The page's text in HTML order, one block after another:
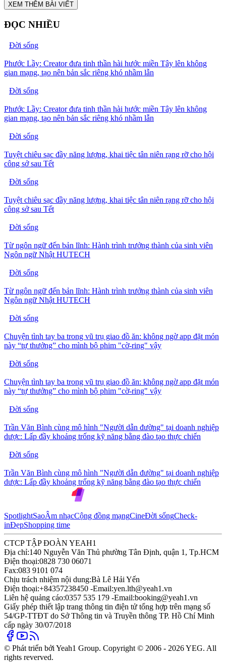
XEM THÊM BÀI VIẾT
ĐỌC NHIỀU
Đời sống
Phước Lầy: Creator đưa tinh thần hài hước miền Tây lên không
gian mạng, tạo nên bản sắc riêng khó nhầm lẫn
Đời sống
Phước Lầy: Creator đưa tinh thần hài hước miền Tây lên không
gian mạng, tạo nên bản sắc riêng khó nhầm lẫn
Đời sống
Tuyệt chiêu sạc đầy năng lượng, khai tiệc tân niên rạng rỡ cho hội
công sở sau Tết
Đời sống
Tuyệt chiêu sạc đầy năng lượng, khai tiệc tân niên rạng rỡ cho hội
công sở sau Tết
Đời sống
Từ ngôn ngữ đến bản lĩnh: Hành trình trưởng thành của sinh viên
Ngôn ngữ Nhật HUTECH
Đời sống
Từ ngôn ngữ đến bản lĩnh: Hành trình trưởng thành của sinh viên
Ngôn ngữ Nhật HUTECH
Đời sống
Chuyện tình tay ba trong vũ trụ giao đồ ăn: không ngờ app đặt món
này “tự thưởng” cho mình bộ phim "cờ-ring" vậy
Đời sống
Chuyện tình tay ba trong vũ trụ giao đồ ăn: không ngờ app đặt món
này “tự thưởng” cho mình bộ phim "cờ-ring" vậy
Đời sống
Trần Văn Bình cùng mô hình "Người dẫn đường" tại doanh nghiệp
dược: Lấp đầy khoảng trống kỹ năng bằng đào tạo thực chiến
Đời sống
Trần Văn Bình cùng mô hình "Người dẫn đường" tại doanh nghiệp
dược: Lấp đầy khoảng trống kỹ năng bằng đào tạo thực chiến
SpotlightSaoÂm nhạcCộng đồng mạngCineĐời sốngCheck-
inĐẹpShopping time
CTCP TẬP ĐOÀN YEAH1
Địa chỉ:140 Nguyễn Văn Thủ phường Tân Định, quận 1, Tp.HCM
Điện thoại:0828 730 06071
Fax:083 9101 074
Chịu trách nhiệm nội dung:Bà Lê Hải Yến
Điện thoại:+84357238450 -Email:yen.lth@yeah1.vn
Liên hệ quảng cáo:0357 535 179 -Email:booking@yeah1.vn
Giấy phép thiết lập trang thông tin điện tử tổng hợp trên mạng số
54/GP-TTĐT do Sở Thông tin và Truyền thông TP. Hồ Chí Minh
cấp ngày 30/07/2018
© Phát triển bởi Yeah1 Group. Copyright © 2006 - 2026 YEG. All
rights reverved.